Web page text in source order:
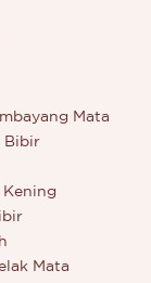
Mata
Bibir
Kening
Mata